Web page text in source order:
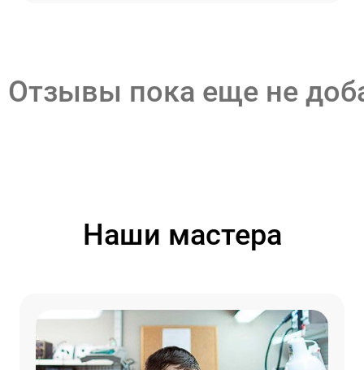
Отзывы пока еще не
Наши мастера